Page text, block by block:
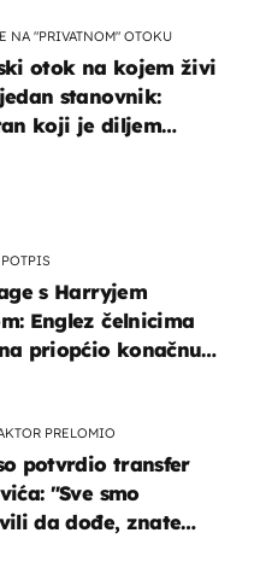
s Harryjem
Englez čelnicima
priopćio konačnu
PRELOMIO
potvrdio transfer
"Sve smo
da dođe, znate
NA "PRIVATNOM" OTOKU
otok na kojem živi
stanovnik:
koji je diljem